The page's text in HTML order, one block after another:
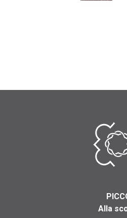
Alla